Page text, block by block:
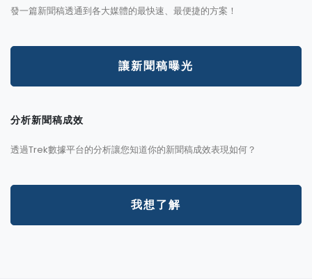
發一篇新聞稿透通到各大媒體的最快速、最便捷的方案！
讓新聞稿曝光
分析新聞稿成效
透過Trek數據平台的分析讓您知道你的新聞稿成效表現如何？
我想了解